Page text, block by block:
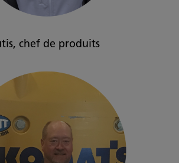
chef de produits